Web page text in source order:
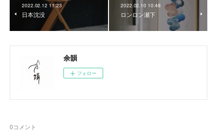
2022.02.12 11:23
日本沈没
2022.02.10 10:48
ロンロン瀬下
余韻
フォロー
0コメント